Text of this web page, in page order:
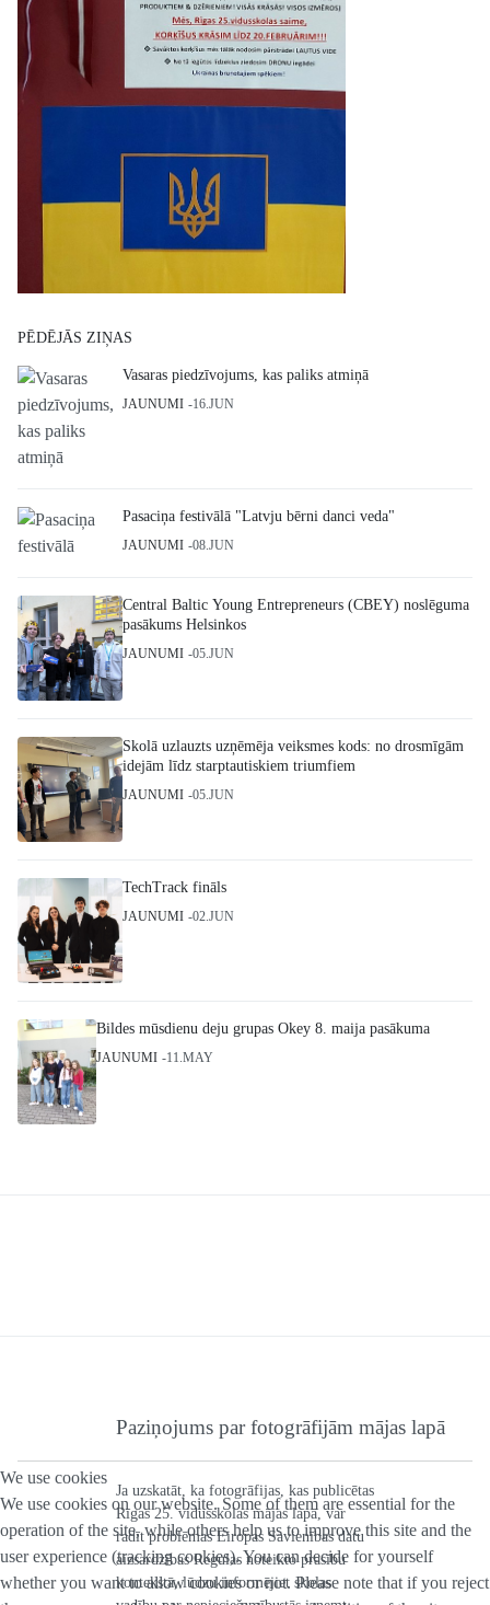
PĒDĒJĀS ZIŅAS
Vasaras piedzīvojums, kas paliks atmiņā
JAUNUMI 16.JUN
Pasaciņa festivālā "Latvju bērni danci veda"
JAUNUMI 08.JUN
Central Baltic Young Entrepreneurs (CBEY) noslēguma
pasākums Helsinkos
JAUNUMI 05.JUN
Skolā uzlauzts uzņēmēja veiksmes kods: no drosmīgām
idejām līdz starptautiskiem triumfiem
JAUNUMI 05.JUN
TechTrack fināls
JAUNUMI 02.JUN
Bildes mūsdienu deju grupas Okey 8. maija pasākuma
JAUNUMI 11.MAY
Paziņojums par fotogrāfijām mājas lapā
Ja uzskatāt, ka fotogrāfijas, kas publicētas
Rīgas 25. vidusskolas mājas lapā, var
radīt problēmas Eiropas Savienības datu
aizsardzības Regulas noteikto prasību
kontekstā, lūdzu informējiet skolas
We use cookies
We use cookies on our website. Some of them are essential for the
operation of the site, while others help us to improve this site and the
user experience (tracking cookies). You can decide for yourself
whether you want to allow cookies or not. Please note that if you reject